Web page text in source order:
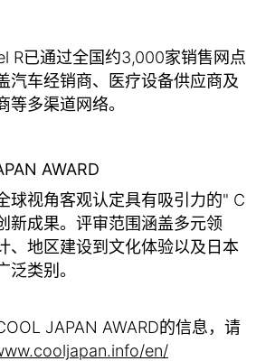
R已通过全国约3,000家销售网点
汽车经销商、医疗设备供应商及
等多渠道网络。
AWARD
球视角客观认定具有吸引力的" C
新成果。评审范围涵盖多元领
、地区建设到文化体验以及日本
泛类别。
JAPAN AWARD的信息，请
en/